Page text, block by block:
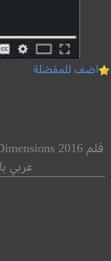
اضف للمفضلة
عربي